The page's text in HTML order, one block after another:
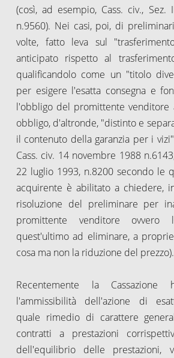
(così, ad esempio, Cass. civ.,
n.9560). Nei casi, poi, di
volte, fatto leva sul
anticipato rispetto al
qualificandolo come un "titolo
per esigere l'esatta consegna e
l'obbligo del promittente venditore
obbligo, d'altronde, "distinto e
il contenuto della garanzia per i
Cass. civ. 14 novembre 1988
22 luglio 1993, n.8200 secondo le
acquirente è abilitato a chiedere,
risoluzione del preliminare per
promittente venditore
quest'ultimo ad eliminare, a
cosa ma non la riduzione del prezzo).
Recentemente la
l'ammissibilità dell'azione di
quale rimedio di carattere
contratti a prestazioni
dell'equilibrio delle prestazioni,